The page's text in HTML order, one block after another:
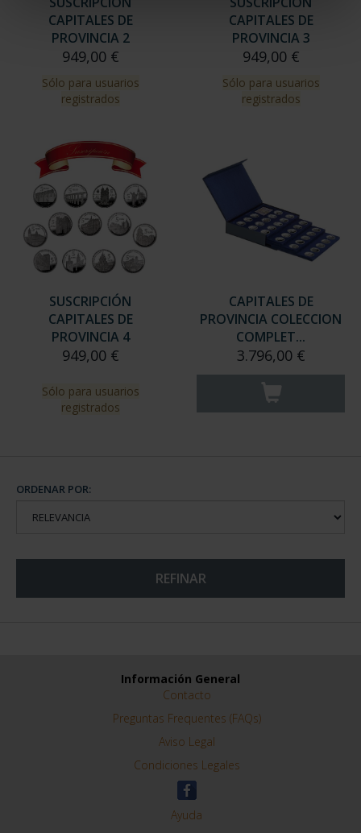
CAPITALES DE
PROVINCIA 2
949,00 €
Sólo para usuarios
registrados
CAPITALES DE
PROVINCIA 3
949,00 €
Sólo para usuarios
registrados
SUSCRIPCIÓN
CAPITALES DE
PROVINCIA 4
949,00 €
Sólo para usuarios
registrados
CAPITALES DE
PROVINCIA COLECCION
COMPLET...
3.796,00 €
ORDENAR POR:
REFINAR
Información General
Contacto
Preguntas Frequentes (FAQs)
Aviso Legal
Condiciones Legales
Ayuda